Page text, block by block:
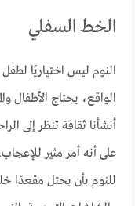
الخط السفلي
الواقع، يحتاج الأطفال
أنشأنا ثقافة تنظر إلى
على أنه أمر مثير
للنوم بأن يحتل مقعدًا